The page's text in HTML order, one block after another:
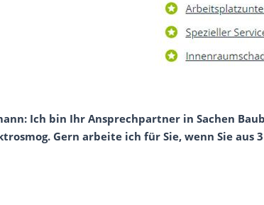
Ich bin Ihr Ansprechpartner in Sachen
Gern arbeite ich für Sie, wenn Sie aus